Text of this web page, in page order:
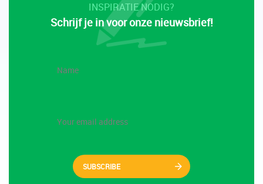
INSPIRATIE NODIG?
Schrijf je in voor onze nieuwsbrief!
SUBSCRIBE